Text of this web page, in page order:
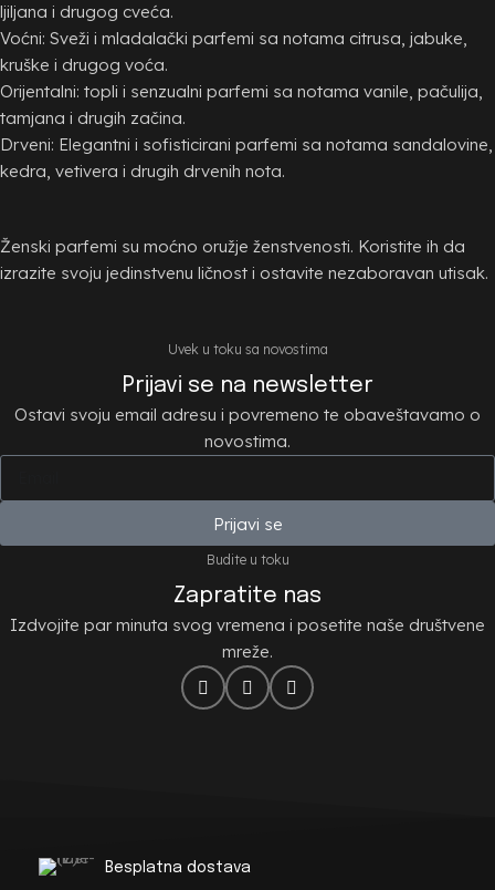
ljiljana i drugog cveća.
Voćni: Sveži i mladalački parfemi sa notama citrusa, jabuke,
kruške i drugog voća.
Orijentalni: topli i senzualni parfemi sa notama vanile, pačulija,
tamjana i drugih začina.
Drveni: Elegantni i sofisticirani parfemi sa notama sandalovine,
kedra, vetivera i drugih drvenih nota.
Ženski parfemi su moćno oružje ženstvenosti. Koristite ih da
izrazite svoju jedinstvenu ličnost i ostavite nezaboravan utisak.
Uvek u toku sa novostima
Prijavi se na newsletter
Ostavi svoju email adresu i povremeno te obaveštavamo o
novostima.
Prijavi se
Budite u toku
Zapratite nas
Izdvojite par minuta svog vremena i posetite naše društvene
mreže.
Besplatna dostava